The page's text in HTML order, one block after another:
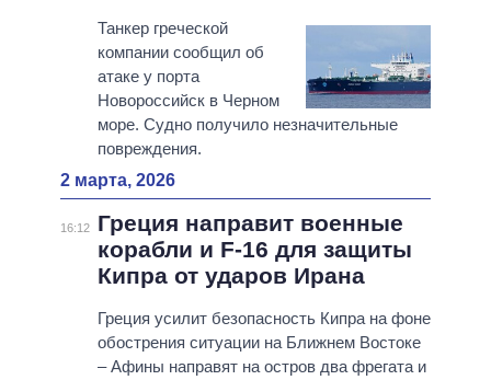
Танкер греческой
компании сообщил об
атаке у порта
Новороссийск в Черном
море. Судно получило незначительные
повреждения.
2 марта, 2026
16:12
Греция направит военные
корабли и F-16 для защиты
Кипра от ударов Ирана
Греция усилит безопасность Кипра на фоне
обострения ситуации на Ближнем Востоке
– Афины направят на остров два фрегата и